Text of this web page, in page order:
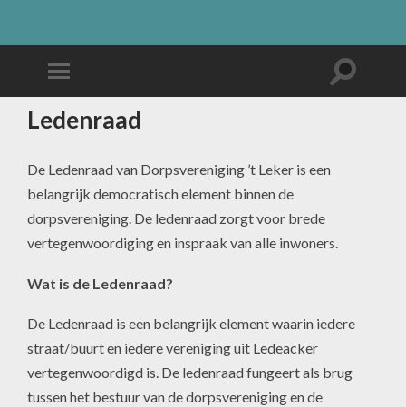
Ledenraad
De Ledenraad van Dorpsvereniging ’t Leker is een
belangrijk democratisch element binnen de
dorpsvereniging. De ledenraad zorgt voor brede
vertegenwoordiging en inspraak van alle inwoners.
Wat is de Ledenraad?
De Ledenraad is een belangrijk element waarin iedere
straat/buurt en iedere vereniging uit Ledeacker
vertegenwoordigd is. De ledenraad fungeert als brug
tussen het bestuur van de dorpsvereniging en de